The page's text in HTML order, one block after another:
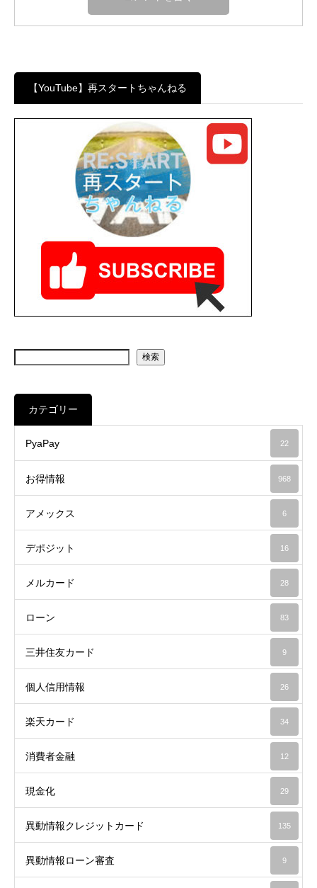
【YouTube】再スタートちゃんねる
検索
カテゴリー
PyaPay 22
お得情報 968
アメックス 6
デポジット 16
メルカード 28
ローン 83
三井住友カード 9
個人信用情報 26
楽天カード 34
消費者金融 12
現金化 29
異動情報クレジットカード 135
異動情報ローン審査 9